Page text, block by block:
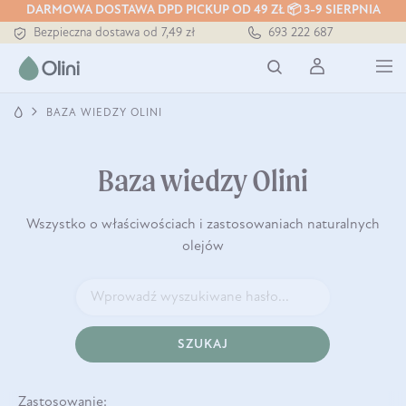
DARMOWA DOSTAWA DPD PICKUP OD 49 ZŁ 📦 3-9 SIERPNIA
Bezpieczna dostawa od 7,49 zł
Darmowa dostawa od 199 zł
Tłoczony zawsze na zimno
693 222 687
BAZA WIEDZY OLINI
Baza wiedzy Olini
Wszystko o właściwościach i zastosowaniach naturalnych
olejów
SZUKAJ
Zastosowanie: